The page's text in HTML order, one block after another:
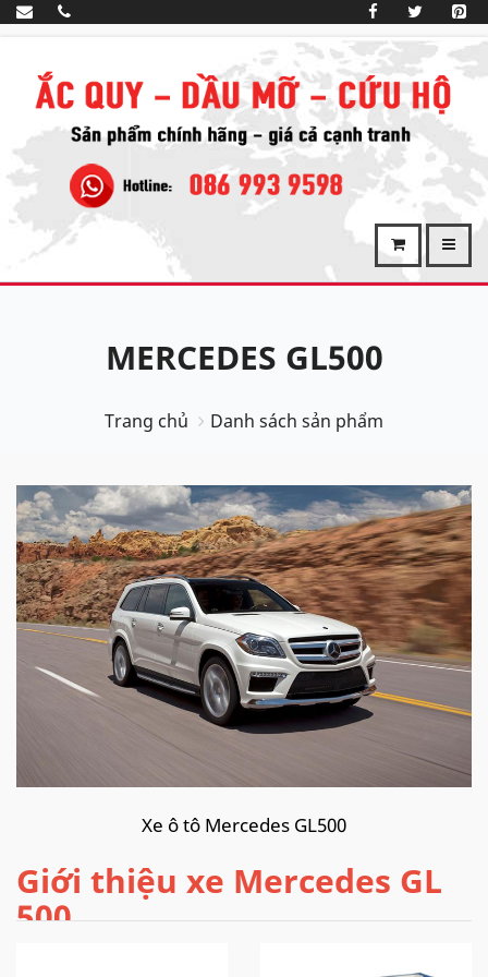
MERCEDES GL500
Trang chủ Danh sách sản phẩm
Xe ô tô Mercedes GL500
Giới thiệu xe Mercedes GL
500